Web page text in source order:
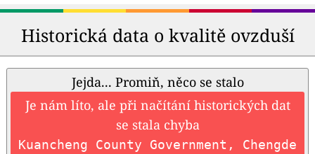
Historická data o kvalitě ovzduší
Jejda... Promiň, něco se stalo
Je nám líto, ale při načítání historických dat
se stala chyba
Kuancheng County Government, Chengde